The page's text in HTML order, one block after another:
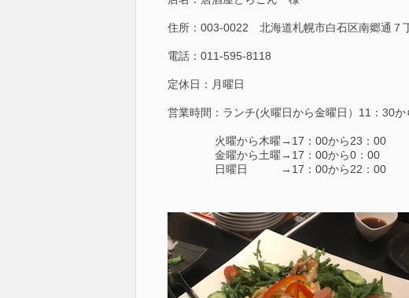
住所：003-0022 北海道札幌市白石区南郷通
電話：011-595-8118
定休日：月曜日
営業時間：ランチ(火曜日から金曜日）11：30
火曜から木曜→17：00から23：00
金曜から土曜→17：00から0：00
日曜日 →17：00から22：00